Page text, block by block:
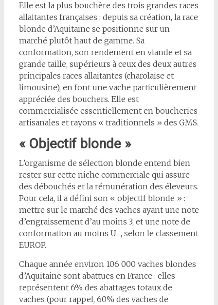
Elle est la plus bouchère des trois grandes races
allaitantes françaises : depuis sa création, la race
blonde d’Aquitaine se positionne sur un
marché plutôt haut de gamme. Sa
conformation, son rendement en viande et sa
grande taille, supérieurs à ceux des deux autres
principales races allaitantes (charolaise et
limousine), en font une vache particulièrement
appréciée des bouchers. Elle est
commercialisée essentiellement en boucheries
artisanales et rayons « traditionnels » des GMS.
« Objectif bl onde »
L’organisme de sélection blonde entend bien
rester sur cette niche commerciale qui assure
des débouchés et la rémunération des éleveurs.
Pour cela, il a défini son « objectif blonde » :
mettre sur le marché des vaches ayant une note
d’engraissement d’au moins 3, et une note de
conformation au moins U=, selon le classement
EUROP.
Chaque année environ 106 000 vaches blondes
d’Aquitaine sont abattues en France : elles
représentent 6% des abattages totaux de
vaches (pour rappel, 60% des vaches de